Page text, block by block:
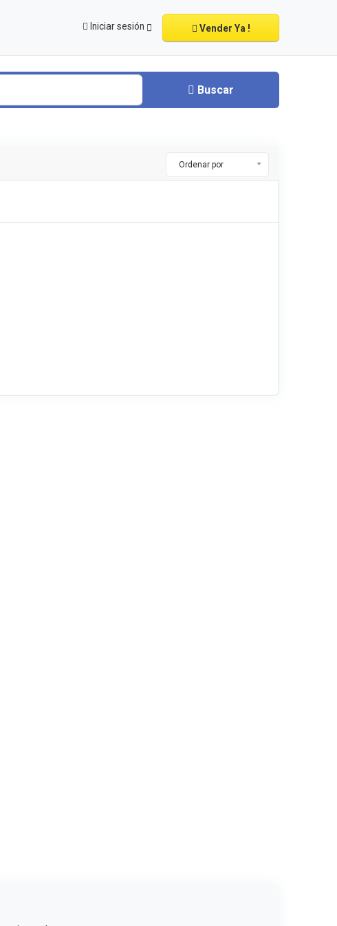
Iniciar sesión Vender Ya !
Buscar
Ordenar por